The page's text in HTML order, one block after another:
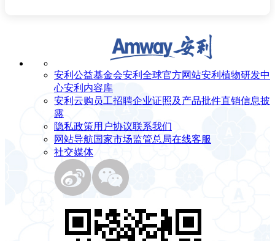
安利公益基金会安利全球官方网站安利植物研发中
心安利内容库
安利云购 员工招聘企业证照及产品批件直销信息披
露
隐私政策用户协议联系我们
网站导航国家市场监管总局在线客服
社交媒体